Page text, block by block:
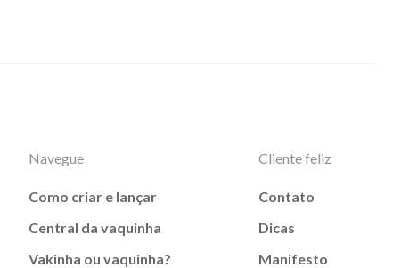
Navegue
Como criar e lançar
Central da vaquinha
Vakinha ou vaquinha?
Cliente feliz
Contato
Dicas
Manifesto